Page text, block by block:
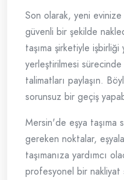
Son olarak, yeni evinize
güvenli bir şekilde
taşıma şirketiyle işbirliği
yerleştirilmesi
talimatları paylaşın.
sorunsuz bir geçiş
Mersin'de eşya taşıma
gereken noktalar,
taşımanıza yardımcı
profesyonel bir nakliyat